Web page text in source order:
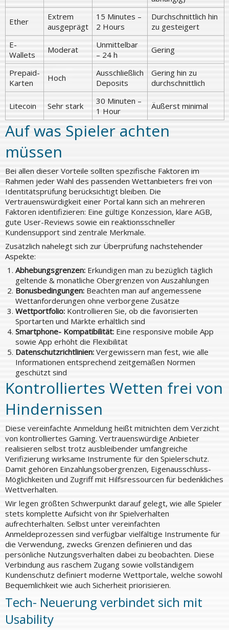
Ether
Extrem
ausgeprägt
15 Minutes –
2 Hours
Durchschnittlich hin
zu gesteigert
E-
Wallets
Moderat
Unmittelbar
– 24 h
Gering
Prepaid-
Karten
Hoch
Ausschließlich
Deposits
Gering hin zu
durchschnittlich
Litecoin Sehr stark
30 Minuten –
1 Hour
Äußerst minimal
Auf was Spieler achten
müssen
Bei allen dieser Vorteile sollten spezifische Faktoren im
Rahmen jeder Wahl des passenden Wettanbieters frei von
Identitätsprüfung berücksichtigt bleiben. Die
Vertrauenswürdigkeit einer Portal kann sich an mehreren
Faktoren identifizieren: Eine gültige Konzession, klare AGB,
gute User-Reviews sowie ein reaktionsschneller
Kundensupport sind zentrale Merkmale.
Zusätzlich nahelegt sich zur Überprüfung nachstehender
Aspekte:
Abhebungsgrenzen: Erkundigen man zu bezüglich täglich
geltende & monatliche Obergrenzen von Auszahlungen
Bonusbedingungen: Beachten man auf angemessene
Wettanforderungen ohne verborgene Zusätze
Wettportfolio: Kontrollieren Sie, ob die favorisierten
Sportarten und Märkte erhältlich sind
Smartphone- Kompatibilität: Eine responsive mobile App
sowie App erhöht die Flexibilität
Datenschutzrichtlinien: Vergewissern man fest, wie alle
Informationen entsprechend zeitgemäßen Normen
geschützt sind
Kontrolliertes Wetten frei von
Hindernissen
Diese vereinfachte Anmeldung heißt mitnichten dem Verzicht
von kontrolliertes Gaming. Vertrauenswürdige Anbieter
realisieren selbst trotz ausbleibender umfangreiche
Verifizierung wirksame Instrumente für den Spielerschutz.
Damit gehören Einzahlungsobergrenzen, Eigenausschluss-
Möglichkeiten und Zugriff mit Hilfsressourcen für bedenkliches
Wettverhalten.
Wir legen größten Schwerpunkt darauf gelegt, wie alle Spieler
stets komplette Aufsicht von ihr Spielverhalten
aufrechterhalten. Selbst unter vereinfachten
Anmeldeprozessen sind verfügbar vielfältige Instrumente für
die Verwendung, zwecks Grenzen definieren und das
persönliche Nutzungsverhalten dabei zu beobachten. Diese
Verbindung aus raschem Zugang sowie vollständigem
Kundenschutz definiert moderne Wettportale, welche sowohl
Bequemlichkeit wie auch Sicherheit priorisieren.
Tech- Neuerung verbindet sich mit
Usability